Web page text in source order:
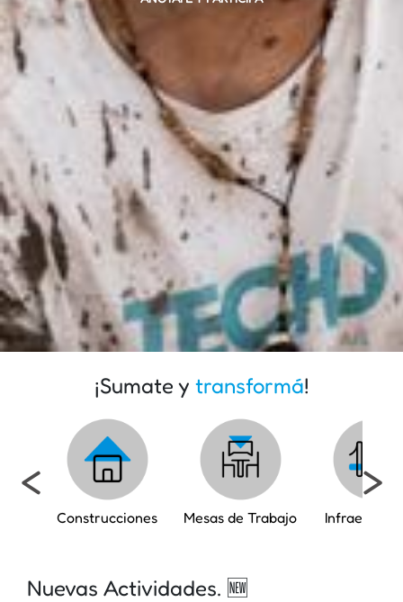
¡Sumate y transformá!
<
Construcciones Mesas de Trabajo
>
Nuevas Actividades. 🆕